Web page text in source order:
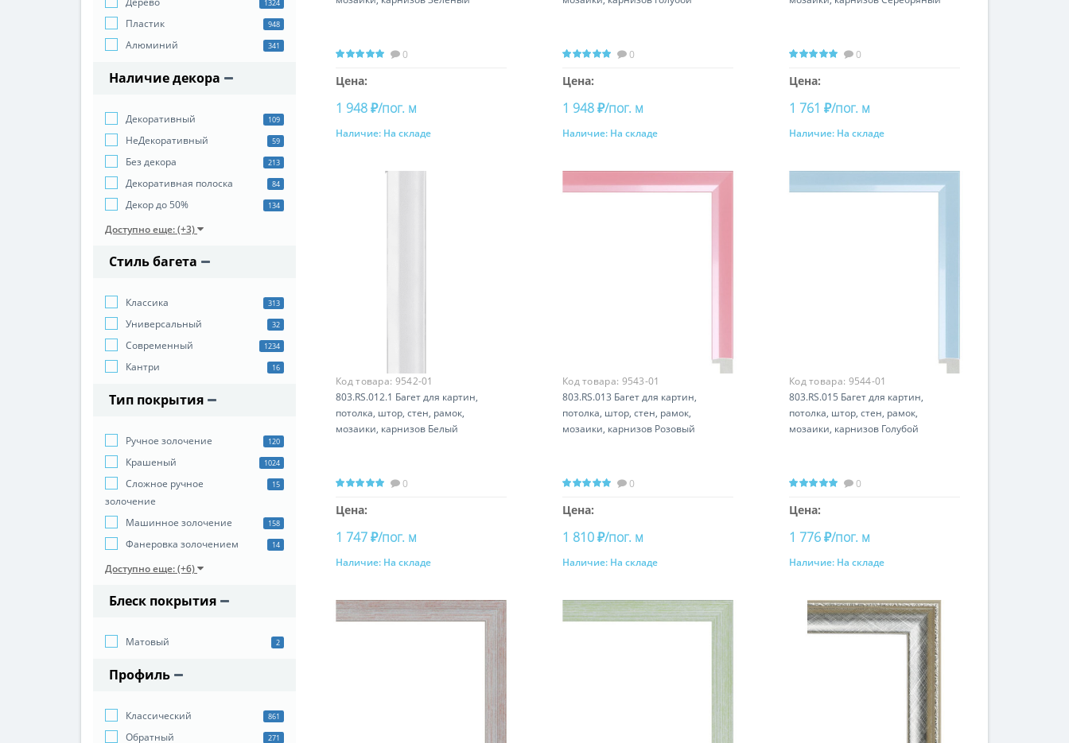
1324
Пластик 948
Алюминий 341
Наличие декора
Декоративный 109
НеДекоративный 59
Без декора 213
Декоративная полоска 84
Декор до 50% 134
Доступно еще: (+3)
Стиль багета
Классика 313
Универсальный 32
Cовременный 1234
Кантри 16
Тип покрытия
Ручное золочение 120
Крашеный 1024
Сложное ручное
золочение
15
Машинное золочение 158
Фанеровка золочением 14
Доступно еще: (+6)
Блеск покрытия
Матовый 2
Профиль
Классический 861
Обратный 271
0
Цена:
1 948 ₽/пог. м
Купить
Наличие: На складе
0
Цена:
1 948 ₽/пог. м
Купить
Наличие: На складе
0
Цена:
1 761 ₽/пог. м
Купить
Наличие: На складе
Код товара: 9542-01
803.RS.012.1 Багет для картин,
потолка, штор, стен, рамок,
мозаики, карнизов Белый
0
Цена:
1 747 ₽/пог. м
Купить
Наличие: На складе
Код товара: 9543-01
803.RS.013 Багет для картин,
потолка, штор, стен, рамок,
мозаики, карнизов Розовый
0
Цена:
1 810 ₽/пог. м
Купить
Наличие: На складе
Код товара: 9544-01
803.RS.015 Багет для картин,
потолка, штор, стен, рамок,
мозаики, карнизов Голубой
0
Цена:
1 776 ₽/пог. м
Купить
Наличие: На складе